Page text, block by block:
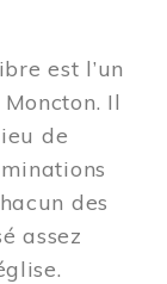
est l’un
Il
de
des
assez